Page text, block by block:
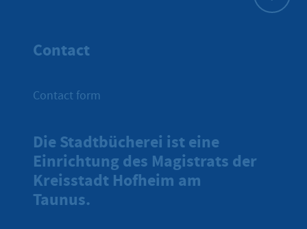
Contact
Contact form
Die Stadtbücherei ist eine
Einrichtung des Magistrats der
Kreisstadt Hofheim am
Taunus.